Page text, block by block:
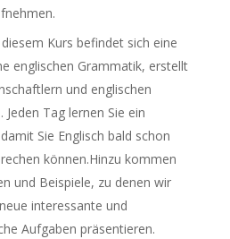
Kurs befindet sich eine
englischen Grammatik, erstellt
und englischen
Tag lernen Sie ein
Sie Englisch bald schon
können.Hinzu kommen
und Beispiele, zu denen wir
interessante und
Aufgaben präsentieren.